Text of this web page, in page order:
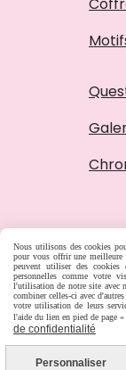
Nous utilisons des cookies
pour vous offrir une meilleure
peuvent utiliser des cookies
personnelles comme votre
l'utilisation de notre site avec
combiner celles-ci avec
votre utilisation de leurs
l'aide du lien en pied de page
de confidentialité
Personnaliser